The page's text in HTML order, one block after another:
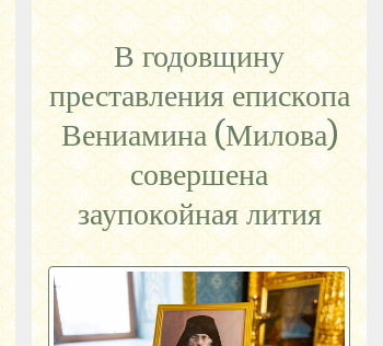
В годовщину
преставления епископа
Вениамина (Милова)
совершена
заупокойная лития